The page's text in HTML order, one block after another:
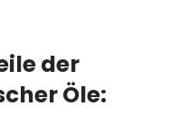
der
Öle: